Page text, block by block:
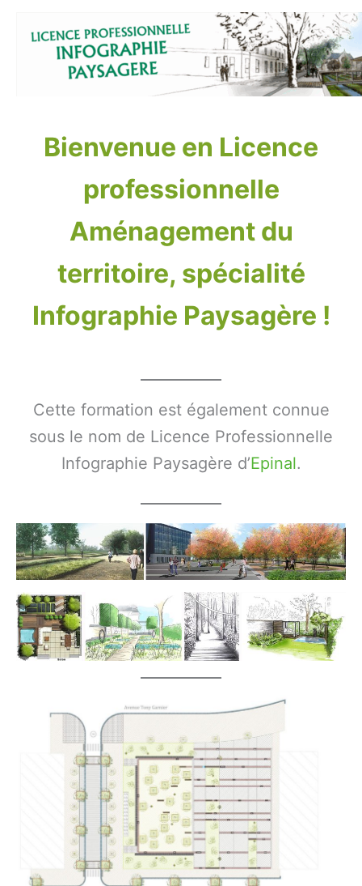
Bienvenue en Licence
professionnelle
Aménagement du
territoire, spécialité
Infographie Paysagère !
Cette formation est également connue
sous le nom de Licence Professionnelle
Infographie Paysagère d’Epinal.